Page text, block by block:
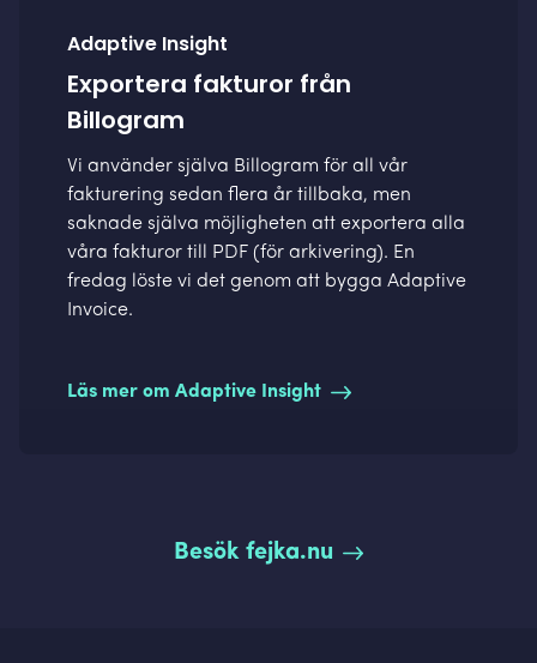
Adaptive Insight
Exportera fakturor från
Billogram
Vi använder själva Billogram för all vår
fakturering sedan flera år tillbaka, men
saknade själva möjligheten att exportera alla
våra fakturor till PDF (för arkivering). En
fredag löste vi det genom att bygga Adaptive
Invoice.
Läs mer om Adaptive Insight
Besök fejka.nu